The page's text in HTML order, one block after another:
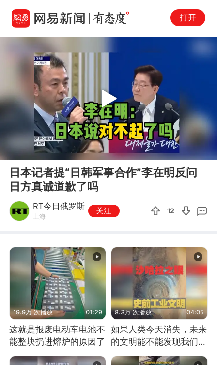
打开
00:00 01:33
Play
日本记者提“日韩军事合作”李在明反问
日方真诚道歉了吗
RT今日俄罗斯
上海
关注 12
19.9万 次播放 01:29
这就是报废电动车电池不
能整块扔进熔炉的原因了
8.3万 次播放 04:05
如果人类今天消失，未来
的文明能不能发现我们存
在过？